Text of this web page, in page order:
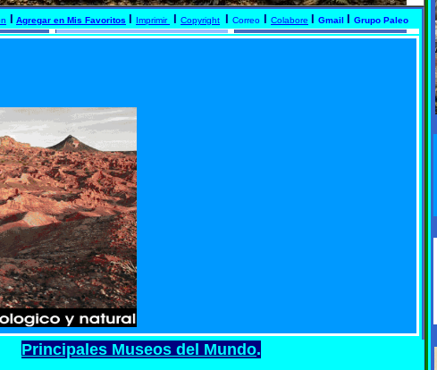
Agregar en Mis Favoritos Imprimir Copyright Correo Colabore Gmail Grupo Paleo
Principales Museos del Mundo.